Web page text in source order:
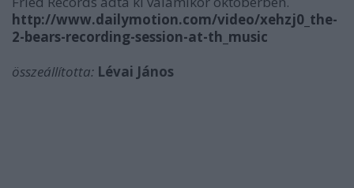
http://www.dailymotion.com/video/xehzj0_the-
2-bears-recording-session-at-th_music
összeállította: Lévai János